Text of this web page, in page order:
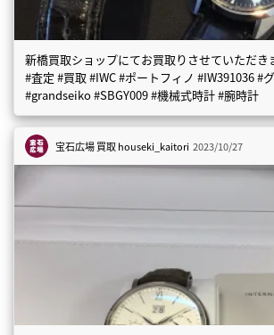
新橋買取ショップにてお買取りさせていただき
#査定 #買取 #IWC #ポートフィノ #IW391036 #
#grandseiko #SBGY009 #機械式時計 #腕時計
宝石広場 買取houseki_kaitori 2023/10/27